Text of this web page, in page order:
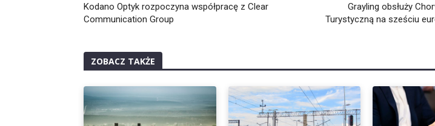
Kodano Optyk rozpoczyna współpracę z Clear
Communication Group
Grayling obsłuży
Turystyczną na sześciu
ZOBACZ TAKŻE